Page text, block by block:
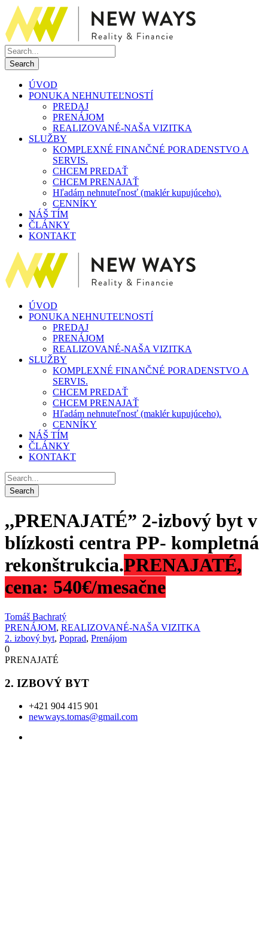
ÚVOD
PONUKA NEHNUTEĽNOSTÍ
PREDAJ
PRENÁJOM
REALIZOVANÉ-NAŠA VIZITKA
SLUŽBY
KOMPLEXNÉ FINANČNÉ PORADENSTVO A
SERVIS.
CHCEM PREDAŤ
CHCEM PRENAJAŤ
Hľadám nehnuteľnosť (maklér kupujúceho).
CENNÍKY
NÁŠ TÍM
ČLÁNKY
KONTAKT
ÚVOD
PONUKA NEHNUTEĽNOSTÍ
PREDAJ
PRENÁJOM
REALIZOVANÉ-NAŠA VIZITKA
SLUŽBY
KOMPLEXNÉ FINANČNÉ PORADENSTVO A
SERVIS.
CHCEM PREDAŤ
CHCEM PRENAJAŤ
Hľadám nehnuteľnosť (maklér kupujúceho).
CENNÍKY
NÁŠ TÍM
ČLÁNKY
KONTAKT
,,PRENAJATÉ” 2-izbový byt v
blízkosti centra PP- kompletná
rekonštrukcia.PRENAJATÉ,
cena: 540€/mesačne
Tomáš Bachratý
PRENÁJOM, REALIZOVANÉ-NAŠA VIZITKA
2. izbový byt, Poprad, Prenájom
0
PRENAJATÉ
2. IZBOVÝ BYT
+421 904 415 901
newways.tomas@gmail.com